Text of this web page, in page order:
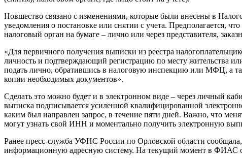
Новшество связано с изменениями, которые были внесены в
уведомления о постановке или снятии с учета. Предполагается,
налоговый орган на бумаге – лично или через представителя,
«Для первичного получения выписки из реестра
личность и подтверждающий регистрацию по месту жительства
подать лично, обратившись в налоговую инспекцию или МФЦ, а
копии необходимых документов».
Сделать это можно будет и в электронном виде – через личный
выписка подписывается усиленной квалифицированной
каким был направлен запрос, в течение пяти дней. Важно, что
могут узнать свой ИНН и моментально получить электронную
Ранее пресс-служба УФНС России по Орловской области
информационную адресную систему. На текущий момент в ФИАС